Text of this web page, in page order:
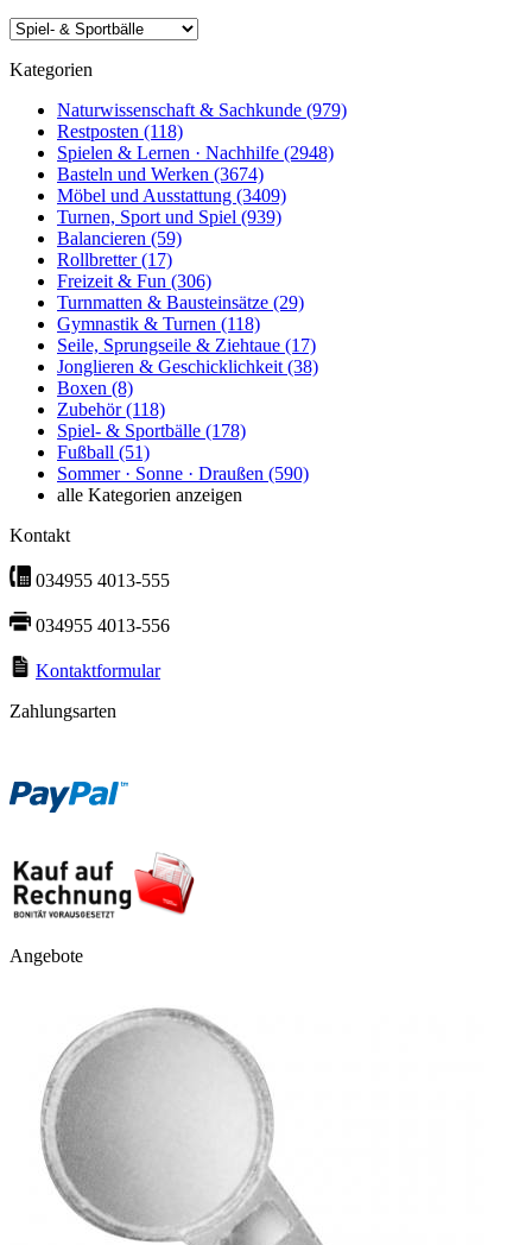
Kategorien
Naturwissenschaft & Sachkunde (979)
Restposten (118)
Spielen & Lernen · Nachhilfe (2948)
Basteln und Werken (3674)
Möbel und Ausstattung (3409)
Turnen, Sport und Spiel (939)
Balancieren (59)
Rollbretter(17)
Freizeit & Fun (306)
Turnmatten & Bausteinsätze (29)
Gymnastik & Turnen (118)
Seile, Sprungseile & Ziehtaue (17)
Jonglieren & Geschicklichkeit(38)
Boxen (8)
Zubehör(118)
Spiel- & Sportbälle (178)
Fußball (51)
Sommer · Sonne · Draußen (590)
alle Kategorien anzeigen
Kontakt
034955 4013-555
034955 4013-556
Kontaktformular
Zahlungsarten
Angebote